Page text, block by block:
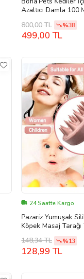
Azaltıcı Damla 100
800,00 TL
%38
499,00 TL
24 Saatte Kargo
Pazariz Yumuşak
Köpek Masaj Tarağı
Fırçası (Yeşil)
148,34 TL %13
128,99 TL